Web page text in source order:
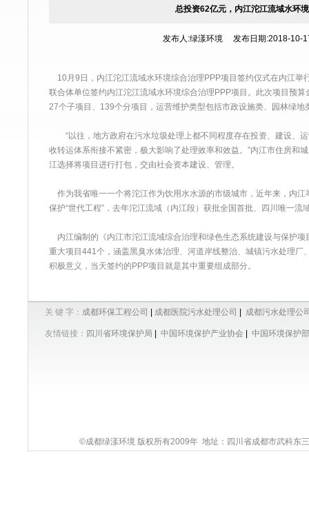
总投资62亿元，内江沱江流域水环
发布人:绿漾环境 发布日期:2018-10-
10月9日，内江沱江流域水环境综合治理PPP项目签约仪式在内江举
联合体单位签约内江沱江流域水环境综合治理PPP项目。此次项目预
27个子项目、139个分项目，运营维护类型包括市政设施类、园林绿地
“以往，地方政府在污水垃圾处理上都不同程度存在投资、建设、
收转运体系衔接不紧密，极大影响了处理效率和效益。”内江市住房和
江选择将项目进行打包，交由社会资本建设、管理。
作为我省唯一一个将沱江作为饮用水水源的市级城市，近年来，内
保护“世代工程”，去年沱江流域（内江段）获批全国首批、四川唯一流
内江编制的《内江市沱江流域综合治理和绿色生态系统建设与保护
重大项目441个，涵盖黑臭水体治理、河道岸线整治、城镇污水处理
积极意义，当天签约的PPP项目就是其中重要组成部分。
关 键 字： 成都环保工程公司 成都医院污水处理公司 成都污水处理公
友情链接： 四川省环境保护局 中国环境保护产业协会 中国环境保护部
©成都绿漾环境 版权所有2009年 地址：四川省成都市武科